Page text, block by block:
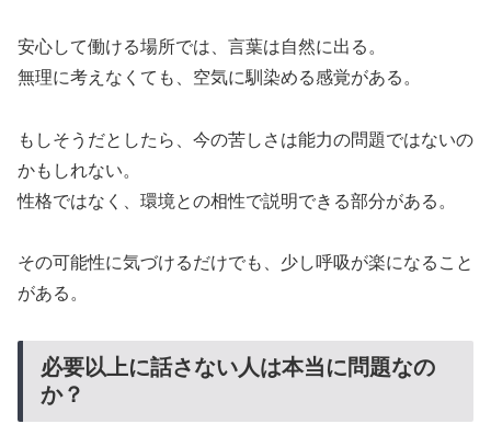
安心して働ける場所では、言葉は自然に出る。
無理に考えなくても、空気に馴染める感覚がある。
もしそうだとしたら、今の苦しさは能力の問題ではないの
かもしれない。
性格ではなく、環境との相性で説明できる部分がある。
その可能性に気づけるだけでも、少し呼吸が楽になること
がある。
必要以上に話さない人は本当に問題なの
か？